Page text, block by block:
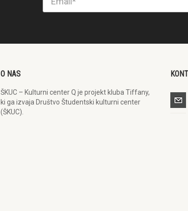
O NAS
ŠKUC – Kulturni center Q je projekt kluba Tiffany,
ki ga izvaja Društvo Študentski kulturni center
(ŠKUC).